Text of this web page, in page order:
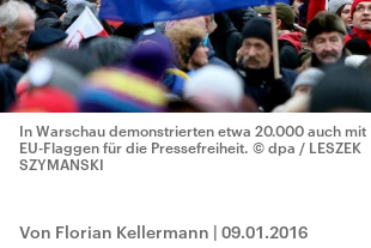
In Warschau demonstrierten etwa 20.000 auch mit
EU-Flaggen für die Pressefreiheit. © dpa / LESZEK
SZYMANSKI
Von Florian Kellermann | 09.01.2016